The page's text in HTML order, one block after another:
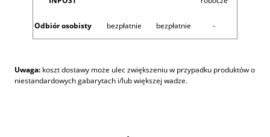
Odbiór osobisty bezpłatnie bezpłatnie -
Uwaga: koszt dostawy może ulec zwiększeniu w przypadku produktów o
niestandardowych gabarytach i/lub większej wadze.